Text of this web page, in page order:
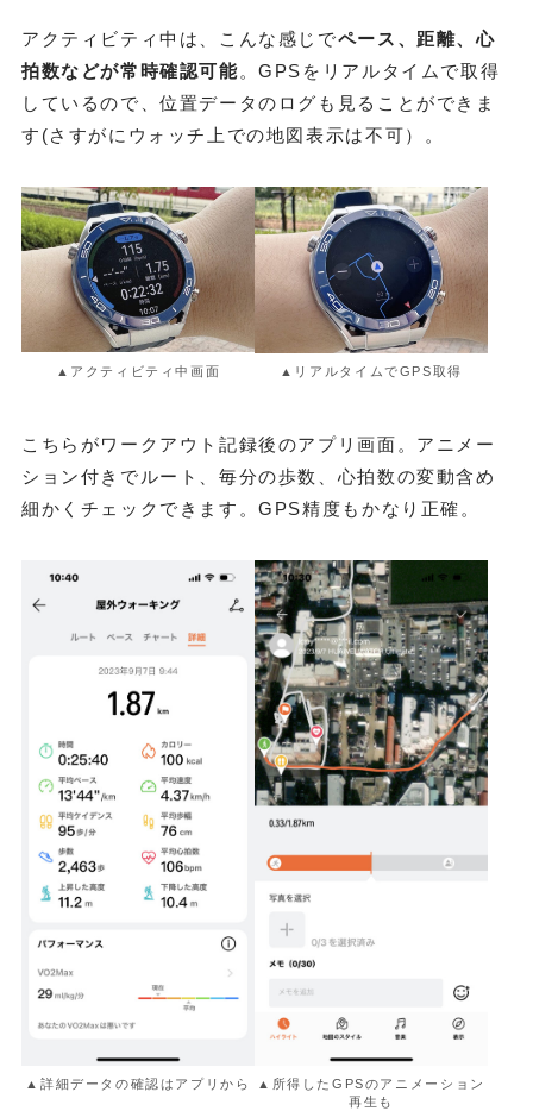
アクティビティ中は、こんな感じでペース、距離、心
拍数などが常時確認可能。GPSをリアルタイムで取得
しているので、位置データのログも見ることができま
す(さすがにウォッチ上での地図表示は不可）。
▲アクティビティ中画面 ▲リアルタイムでGPS取得
こちらがワークアウト記録後のアプリ画面。アニメー
ション付きでルート、毎分の歩数、心拍数の変動含め
細かくチェックできます。GPS精度もかなり正確。
▲詳細データの確認はアプリから
▲所得したGPSのアニメーション
再生も